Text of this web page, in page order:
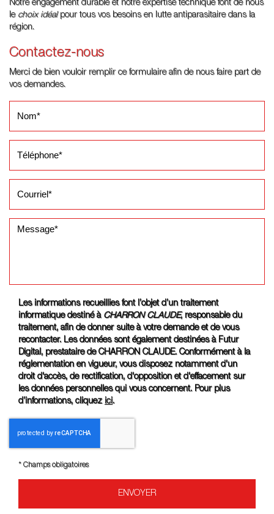
Notre engagement durable et notre expertise technique font de nous
le choix idéalpour tous vos besoins en lutte antiparasitaire dans la
région.
Contactez-nous
Merci de bien vouloir remplir ce formulaire afin de nous faire part de
vos demandes.
Les informations recueillies font l’objet d’un traitement
informatique destiné à
CHARRON CLAUDE, responsable du
traitement, afin de donner suite à votre demande et de vous
recontacter. Les données sont également destinées à Futur
Digital, prestataire de CHARRON CLAUDE. Conformément à la
réglementation en vigueur, vous disposez notamment d'un
droit d'accès, de rectification, d'opposition et d'effacement sur
les données personnelles qui vous concernent. Pour plus
d’informations, cliquez ici.
*Champs obligatoires